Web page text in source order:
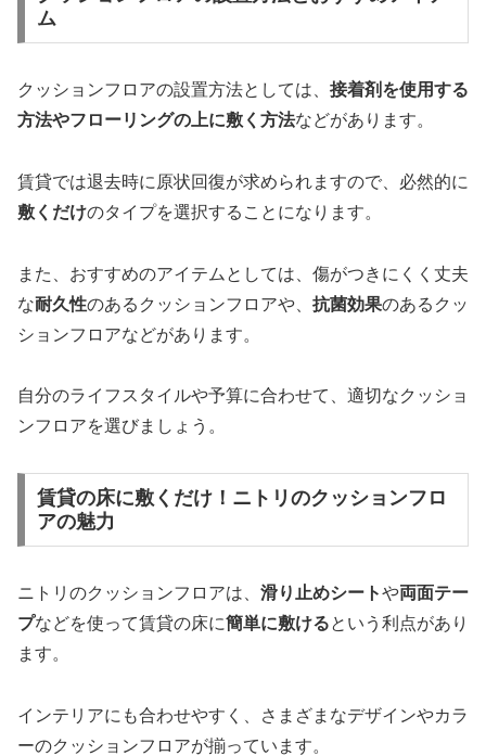
ム
クッションフロアの設置方法としては、 接着剤を使用する
方法やフローリングの上に敷く方法などがあります。
賃貸では退去時に原状回復が求められますので、必然的に
敷くだけのタイプを選択することになります。
また、おすすめのアイテムとしては、傷がつきにくく丈夫
な耐久性のあるクッションフロアや、 抗菌効果のあるクッ
ションフロアなどがあります。
自分のライフスタイルや予算に合わせて、適切なクッショ
ンフロアを選びましょう。
賃貸の床に敷くだけ！ニトリのクッションフロ
アの魅力
ニトリのクッションフロアは、 滑り止めシートや両面テー
プなどを使って賃貸の床に簡単に敷けるという利点があり
ます。
インテリアにも合わせやすく、さまざまなデザインやカラ
ーのクッションフロアが揃っています。